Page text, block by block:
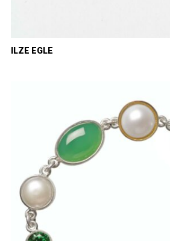
ILZE EGLE